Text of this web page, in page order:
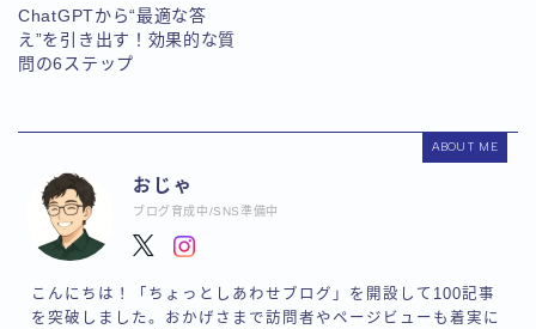
ChatGPTから“最適な答
え”を引き出す！効果的な質
問の6ステップ
ABOUT ME
おじゃ
ブログ育成中/SNS準備中
こんにちは！「ちょっとしあわせブログ」を開設して100記事
を突破しました。おかげさまで訪問者やページビューも着実に